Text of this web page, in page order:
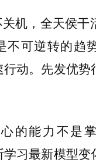
机，全天侯干
不可逆转的趋
动。先发优势
的能力不是
习最新模型变